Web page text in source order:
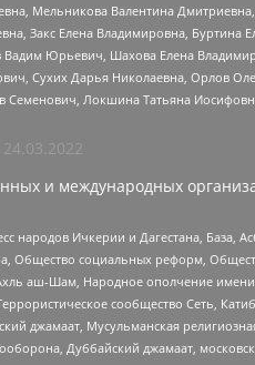
Мельникова Валентина
Закс Елена Владимировна,
Юрьевич, Шахова Елена
Сухих Дарья Николаевна, Орлов
Локшина Татьяна
24.03.2022
и международных
Ичкерии и Дагестана, База,
Общество социальных реформ,
аш-Шам, Народное ополчение
сообщество Сеть,
джамаат, Мусульманская
Дуббайский джамаат,